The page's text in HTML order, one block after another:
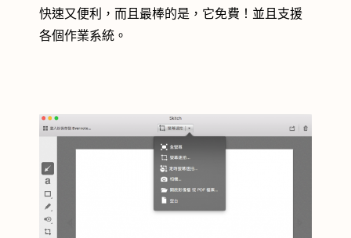
快速又便利，而且最棒的是，它免費！並且支援
各個作業系統。